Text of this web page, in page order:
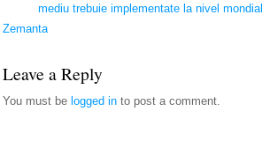
mediu trebuie implementate la nivel mondial
Zemanta
Leave a Reply
You must be logged in to post a comment.